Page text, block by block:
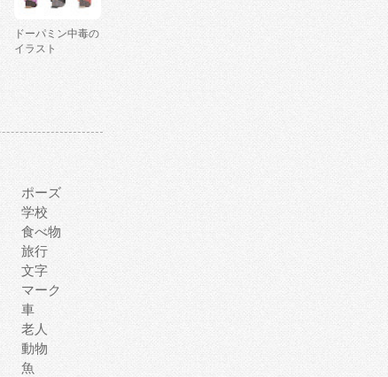
ドーパミン中毒の
イラスト
ポーズ
学校
食べ物
旅行
文字
マーク
車
老人
動物
魚